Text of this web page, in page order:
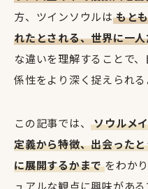
方、ツインソウルは もと
れたとされる、世界に一
な違いを理解することで
係性をより深く捉えられる
この記事では、ソウルメ
定義から特徴、出会った
に展開するかまで をわか
ュアルな観点に興味があ